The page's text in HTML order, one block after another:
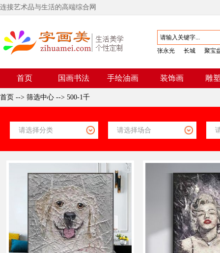
连接艺术品与生活的高端综合网
张永光 长城 聚宝
首页 国画书法 手绘油画 装饰画 雕
首页 --> 筛选中心 --> 500-1千